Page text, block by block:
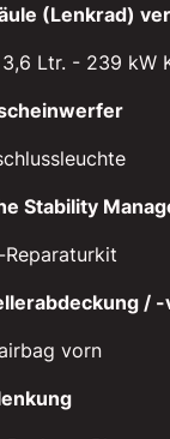
(Lenkrad)
Ltr. - 239 kW
Stability
Reparaturkit
/
vorn